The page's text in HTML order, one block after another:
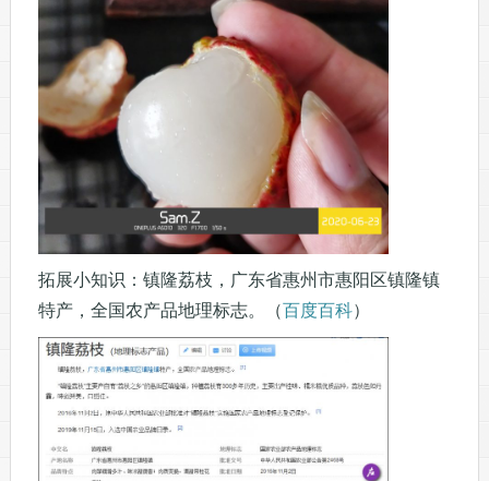
拓展小知识：镇隆荔枝，广东省惠州市惠阳区镇隆镇
特产，全国农产品地理标志。（百度百科）